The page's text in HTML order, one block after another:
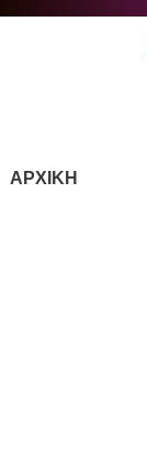
ΑΡΧΙΚΗ